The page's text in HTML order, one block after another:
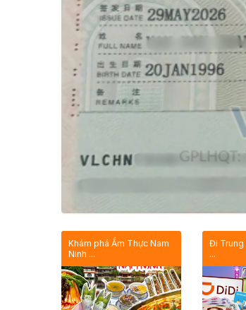
Khám phá Ẩm Thực Nam
Ninh ...
Đi Trung
...